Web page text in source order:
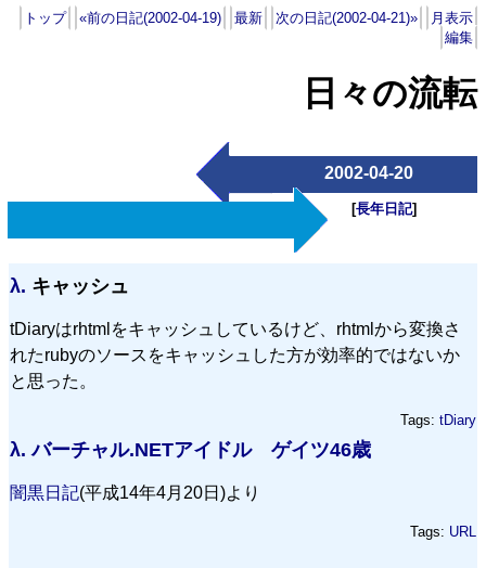
トップ «前の日記(2002-04-19) 最新 次の日記(2002-04-21)»
月表示
編集
日々の流転
2002-04-20
[長年日記]
λ. キャッシュ
tDiaryはrhtmlをキャッシュしているけど、rhtmlから変換さ
れたrubyのソースをキャッシュした方が効率的ではないか
と思った。
Tags: tDiary
λ. バーチャル.NETアイドル ゲイツ46歳
闇黒日記(平成14年4月20日)より
Tags: URL